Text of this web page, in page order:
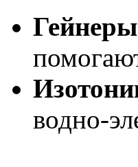
Гейнеры
водно-